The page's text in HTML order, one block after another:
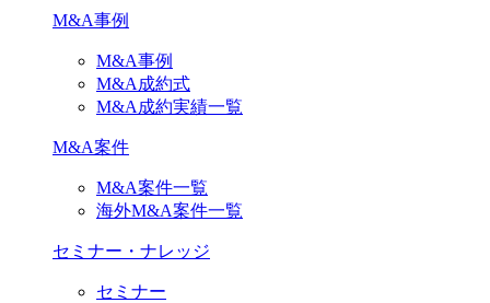
M&A事例
M&A事例
M&A成約式
M&A成約実績一覧
M&A案件
M&A案件一覧
海外M&A案件一覧
セミナー・ナレッジ
セミナー